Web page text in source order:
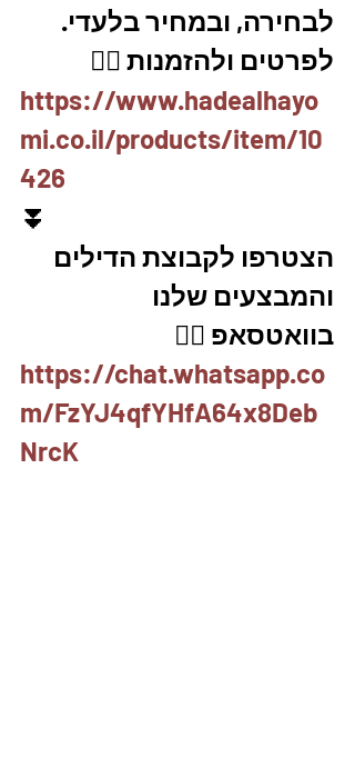
לבחירה, ובמחיר בלעדי.
לפרטים ולהזמנות 👇🏼
https://www.hadealhayo
mi.co.il/products/item/10
426
⏬
הצטרפו לקבוצת הדילים
והמבצעים שלנו
בוואטסאפ 👇🏽
https://chat.whatsapp.co
m/FzYJ4qfYHfA64x8Deb
NrcK